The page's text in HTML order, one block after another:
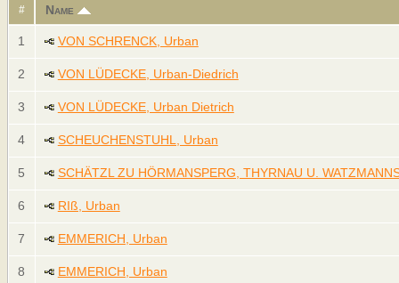
# Name
1 VON SCHRENCK, Urban
2 VON LÜDECKE, Urban-Diedrich
3 VON LÜDECKE, Urban Dietrich
4 SCHEUCHENSTUHL, Urban
5 SCHÄTZL ZU HÖRMANSPERG, THYRNAU U.
6 RIß, Urban
7 EMMERICH, Urban
8 EMMERICH, Urban